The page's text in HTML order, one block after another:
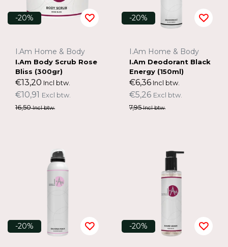
-20%
I.Am Home & Body
I.Am Body Scrub Rose
Bliss (300gr)
€13,20 Incl btw.
€10,91 Excl btw.
16,50Incl btw.
-20%
I.Am Home & Body
I.Am Deodorant Black
Energy (150ml)
€6,36 Incl btw.
€5,26 Excl btw.
7,95Incl btw.
-20% -20%